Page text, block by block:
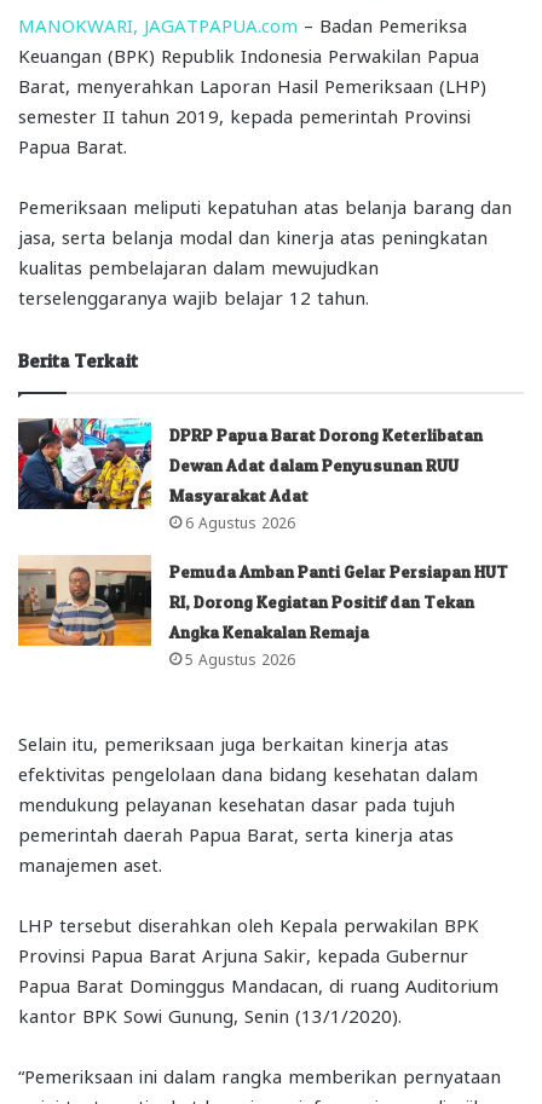
MANOKWARI, JAGATPAPUA.com – Badan Pemeriksa
Keuangan (BPK) Republik Indonesia Perwakilan Papua
Barat, menyerahkan Laporan Hasil Pemeriksaan (LHP)
semester II tahun 2019, kepada pemerintah Provinsi
Papua Barat.
Pemeriksaan meliputi kepatuhan atas belanja barang dan
jasa, serta belanja modal dan kinerja atas peningkatan
kualitas pembelajaran dalam mewujudkan
terselenggaranya wajib belajar 12 tahun.
Berita Terkait
DPRP Papua Barat Dorong Keterlibatan
Dewan Adat dalam Penyusunan RUU
Masyarakat Adat
6 Agustus 2026
Pemuda Amban Panti Gelar Persiapan HUT
RI, Dorong Kegiatan Positif dan Tekan
Angka Kenakalan Remaja
5 Agustus 2026
Selain itu, pemeriksaan juga berkaitan kinerja atas
efektivitas pengelolaan dana bidang kesehatan dalam
mendukung pelayanan kesehatan dasar pada tujuh
pemerintah daerah Papua Barat, serta kinerja atas
manajemen aset.
LHP tersebut diserahkan oleh Kepala perwakilan BPK
Provinsi Papua Barat Arjuna Sakir, kepada Gubernur
Papua Barat Dominggus Mandacan, di ruang Auditorium
kantor BPK Sowi Gunung, Senin (13/1/2020).
“Pemeriksaan ini dalam rangka memberikan pernyataan